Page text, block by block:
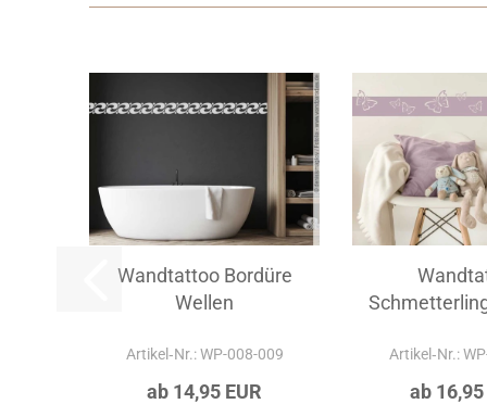
Wandtattoo Bordüre
Wellen
Artikel‑Nr.: WP-008-009
ab 14,95 EUR
Artikel‑Nr.:
ab 16,95